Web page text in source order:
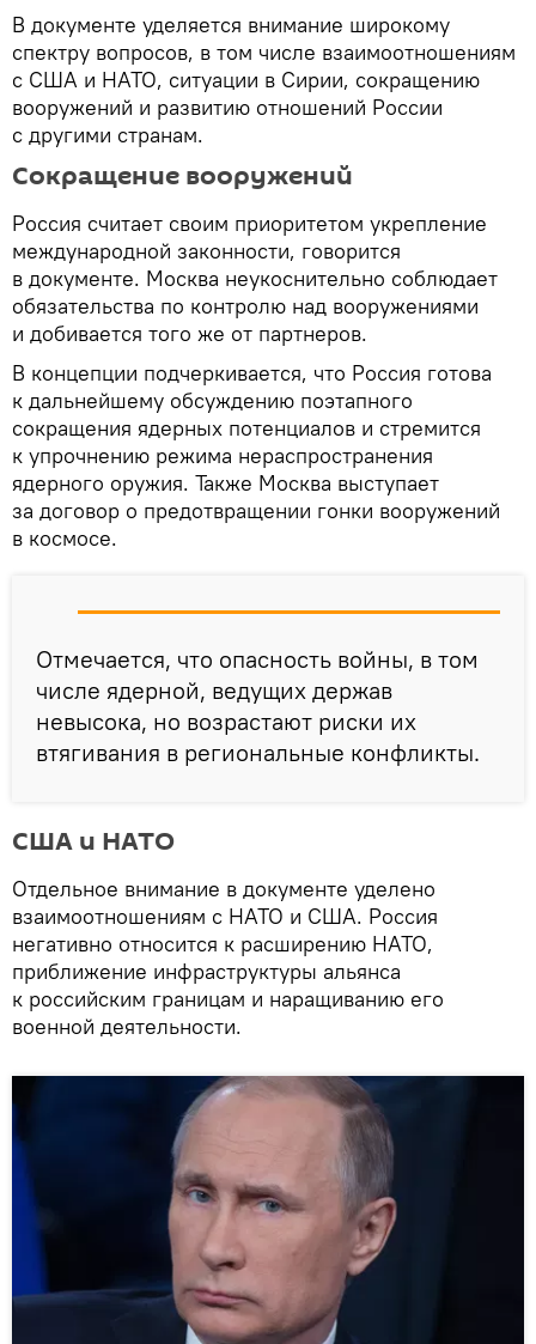
В документе уделяется внимание широкому
спектру вопросов, в том числе взаимоотношениям
с США и НАТО, ситуации в Сирии, сокращению
вооружений и развитию отношений России
с другими странам.
Сокращение вооружений
Россия считает своим приоритетом укрепление
международной законности, говорится
в документе. Москва неукоснительно соблюдает
обязательства по контролю над вооружениями
и добивается того же от партнеров.
В концепции подчеркивается, что Россия готова
к дальнейшему обсуждению поэтапного
сокращения ядерных потенциалов и стремится
к упрочнению режима нераспространения
ядерного оружия. Также Москва выступает
за договор о предотвращении гонки вооружений
в космосе.
Отмечается, что опасность войны, в том
числе ядерной, ведущих держав
невысока, но возрастают риски их
втягивания в региональные конфликты.
США и НАТО
Отдельное внимание в документе уделено
взаимоотношениям с НАТО и США. Россия
негативно относится к расширению НАТО,
приближение инфраструктуры альянса
к российским границам и наращиванию его
военной деятельности.